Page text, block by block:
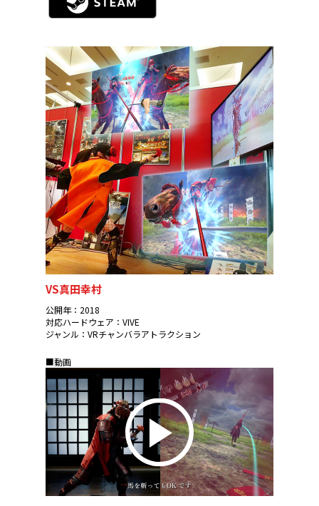
VS真田幸村
公開年：2018
対応ハードウェア：VIVE
ジャンル：VRチャンバラアトラクション
■動画